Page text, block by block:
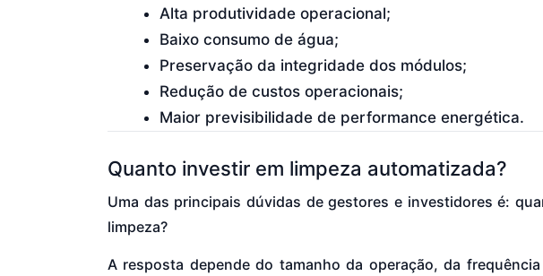
Alta produtividade operacional;
Baixo consumo de água;
Preservação da integridade dos módulos;
Redução de custos operacionais;
Maior previsibilidade de performance energética.
Quanto investir em limpeza automatizada?
Uma das principais dúvidas de gestores e investidores é:
limpeza?
A resposta depende do tamanho da operação, da